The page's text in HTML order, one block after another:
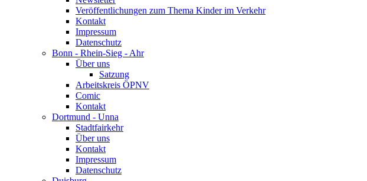
Veröffentlichungen zum Thema Kinder im Verkehr
Kontakt
Impressum
Datenschutz
Bonn - Rhein-Sieg - Ahr
Über uns
Satzung
Arbeitskreis ÖPNV
Comic
Kontakt
Dortmund - Unna
Stadtfairkehr
Über uns
Kontakt
Impressum
Datenschutz